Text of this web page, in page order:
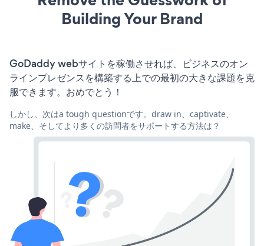
Building Your Brand
GoDaddy webサイトを稼働させれば、ビジネスのオン
ラインプレゼンスを構築する上での最初の大きな課題を克
服できます。おめでとう！
しかし、次はa tough questionです。draw in、captivate、
make、そしてより多くの訪問者をサポートする方法は？